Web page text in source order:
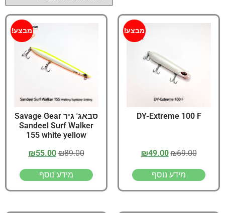
מבצע!
DY-Extreme 100 F
₪69.00
₪49.00
מידע נוסף
מבצע!
סבאג' גיר Savage Gear
Sandeel Surf Walker
155 white yellow
₪89.00
₪55.00
מידע נוסף